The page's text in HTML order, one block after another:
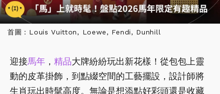
首圖：Louis Vuitton, Loewe, Fendi, Dunhill
迎接馬年 ， 精品大牌紛紛玩出新花樣！從包包上靈
動的皮革掛飾，到點綴空間的工藝擺設，設計師將
生肖玩出時髦高度。無論是想添點好彩頭還是收藏